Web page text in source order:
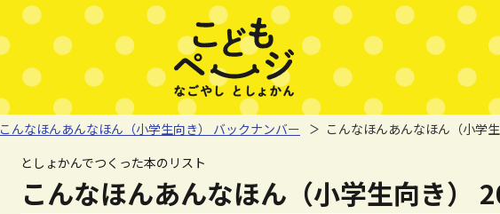
こんなほんあんなほん（小学生向き） バックナンバー
こんなほんあんなほん（小学
としょかんでつくった本のリスト
こんなほんあんなほん（小学生向き）